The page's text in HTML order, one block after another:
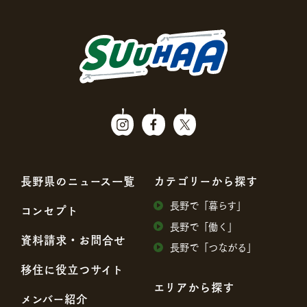
⻑野県のニュース⼀覧
コンセプト
資料請求・お問合せ
移住に役⽴つサイト
メンバー紹介
カテゴリーから探す
⻑野で「暮らす」
⻑野で「働く」
⻑野で「つながる」
エリアから探す